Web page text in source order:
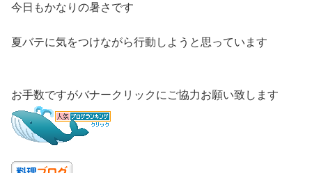
今日もかなりの暑さです
夏バテに気をつけながら行動しようと思っています
お手数ですがバナークリックにご協力お願い致します